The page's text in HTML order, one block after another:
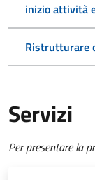
inizio attività
Ristrutturare
Servizi
Per presentare la